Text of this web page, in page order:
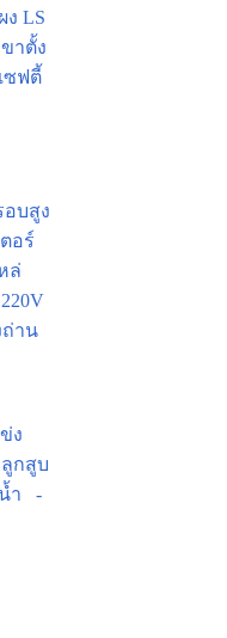
LS
าตั้ง
ซฟตี้
อบสูง
อร์
ล่
ถ่าน
ง
กสูบ
ำ
-